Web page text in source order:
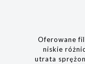
Oferowane
niskie
utrata